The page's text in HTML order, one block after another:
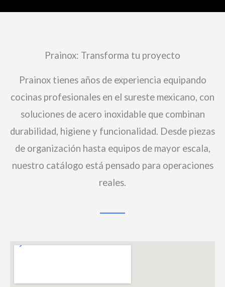
Prainox: Transforma tu proyecto
Prainox tienes años de experiencia equipando
cocinas profesionales en el sureste mexicano, con
soluciones de acero inoxidable que combinan
durabilidad, higiene y funcionalidad. Desde piezas
de organización hasta equipos de mayor escala,
nuestro catálogo está pensado para operaciones
reales.